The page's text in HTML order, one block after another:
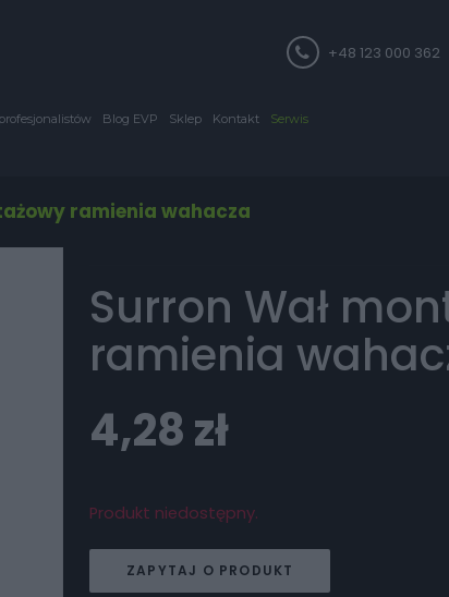
+48 123 000 362
Blog EVP Sklep Kontakt Serwis
ramienia wahacza
Surron Wał
ramienia
4,28zł
Produkt niedostępny.
ZAPYTAJ O PRODUKT